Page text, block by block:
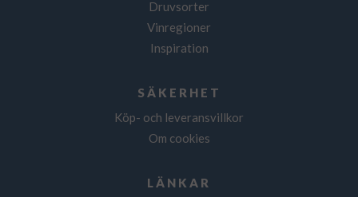
Druvsorter
Vinregioner
Inspiration
SÄKERHET
Köp- och leveransvillkor
Om cookies
LÄNKAR